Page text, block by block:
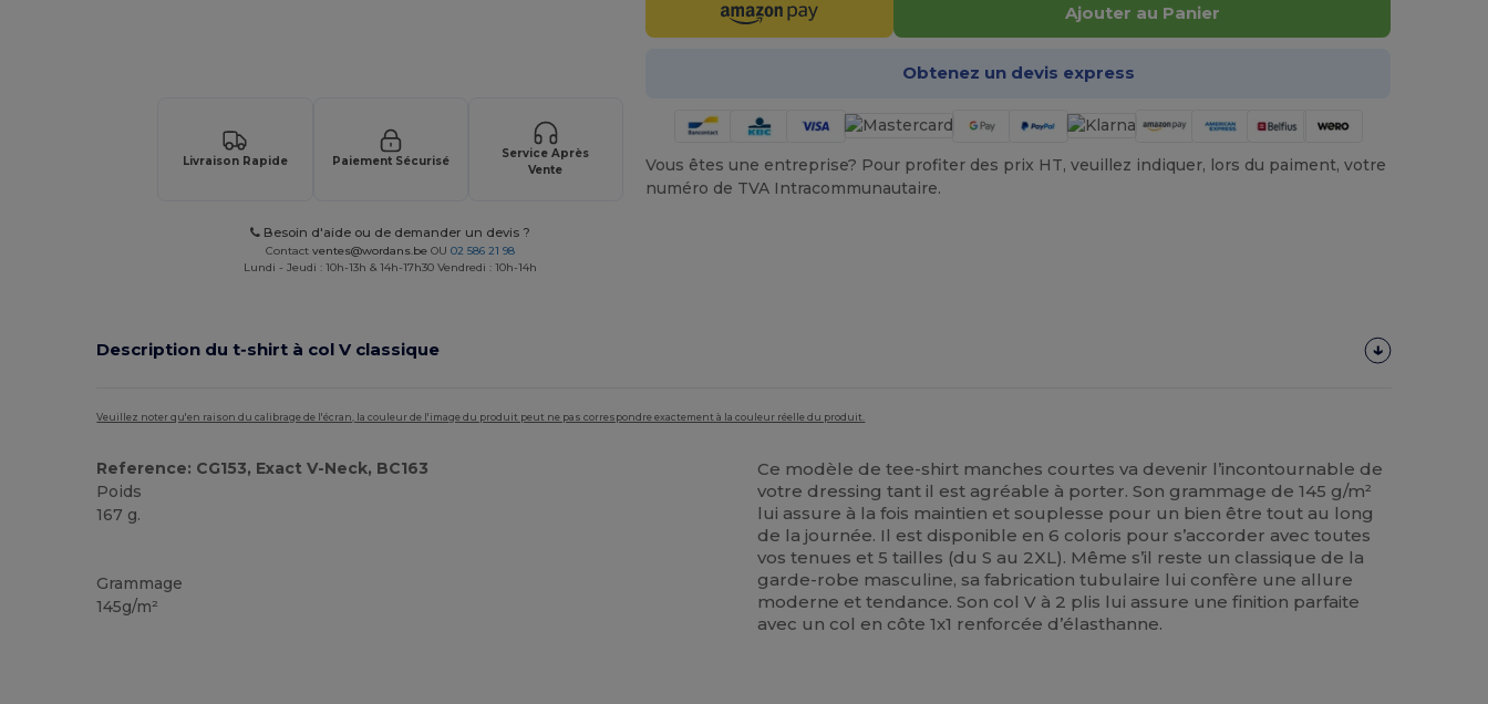
Livraison Rapide Paiement Sécurisé
Service Après
Vente
Besoin d'aide ou de demander un devis ?
Contactventes@wordans.be OU02 586 21 98
Lundi - Jeudi : 10h-13h & 14h-17h30 Vendredi : 10h-14h
Ajouter au Panier
Obtenez un devis express
Vous êtes une entreprise? Pour profiter des prix HT, veuillez indiquer, lors du paiment, votre
numéro de TVA Intracommunautaire.
Description du t‑shirt à col V classique
Veuillez noter qu'en raison du calibrage de l'écran, la couleur de l'image du produit peut ne pas correspondre exactement à la couleur réelle du produit.
Reference: CG153, Exact V-Neck, BC163
Poids
167 g.
Grammage
145g/m²
Ce modèle de tee-shirt manches courtes va devenir l’incontournable de
votre dressing tant il est agréable à porter. Son grammage de 145 g/m²
lui assure à la fois maintien et souplesse pour un bien être tout au long
de la journée. Il est disponible en 6 coloris pour s’accorder avec toutes
vos tenues et 5 tailles (du S au 2XL). Même s’il reste un classique de la
garde-robe masculine, sa fabrication tubulaire lui confère une allure
moderne et tendance. Son col V à 2 plis lui assure une finition parfaite
avec un col en côte 1x1 renforcée d’élasthanne.